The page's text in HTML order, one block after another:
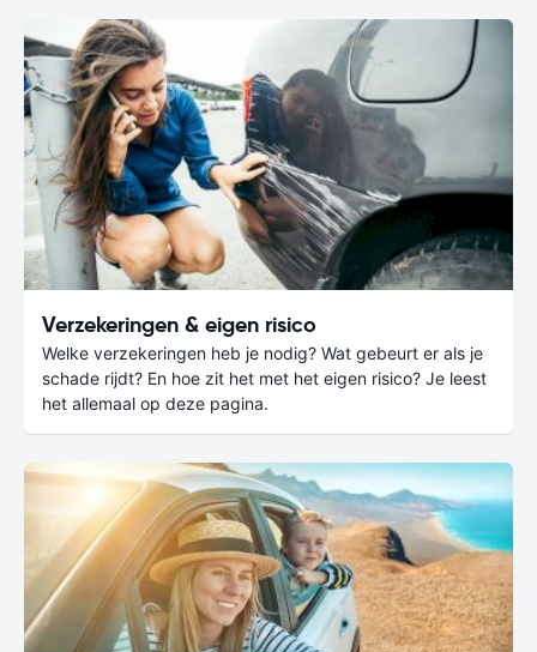
Verzekeringen & eigen risico
Welke verzekeringen heb je nodig? Wat gebeurt er als je
schade rijdt? En hoe zit het met het eigen risico? Je leest
het allemaal op deze pagina.